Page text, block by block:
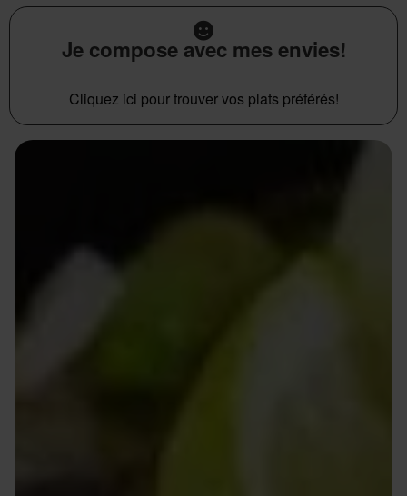
Je compose avec mes envies!
Cliquez ici pour trouver vos plats préférés!